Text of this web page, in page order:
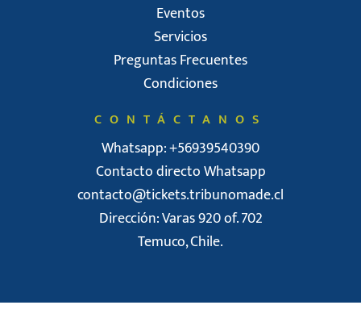
Eventos
Servicios
Preguntas Frecuentes
Condiciones
CONTÁCTANOS
Whatsapp: +56939540390
Contacto directo Whatsapp
contacto@tickets.tribunomade.cl
Dirección: Varas 920 of. 702
Temuco, Chile.